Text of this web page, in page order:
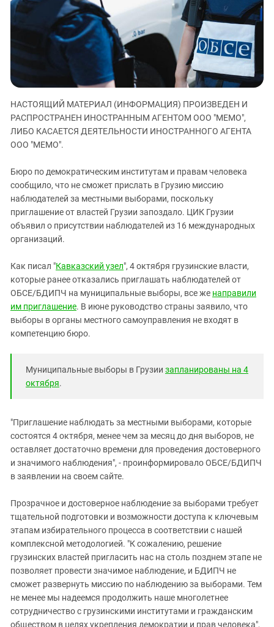
ЗАСТАВЛЯЕТ
КАВКАЗ ЗА ПАЛЕСТИНУ
ИНАКОМЫСЛИЕ В ЧЕЧНЕ
ПРЕСЛЕДОВАНИЕ АКТИВИСТОВ
МОБИЛИЗАЦИЯ И ПРОТЕСТЫ
Дагестан
Ингушетия
Кабардино-Балкария
Калмыкия
Карачаево-Черкесия
Краснодарский край
Российская Федерация
Северная Осетия - Алания
СКФО
Чечня
Южный Кавказ
ЮФО
НАСТОЯЩИЙ МАТЕРИАЛ (ИНФОРМАЦИЯ) ПРОИЗВЕДЕН И
РАСПРОСТРАНЕН ИНОСТРАННЫМ АГЕНТОМ ООО "МЕМО",
ЛИБО КАСАЕТСЯ ДЕЯТЕЛЬНОСТИ ИНОСТРАННОГО АГЕНТА
ООО "МЕМО".
Бюро по демократическим институтам и правам человека
сообщило, что не сможет прислать в Грузию миссию
наблюдателей за местными выборами, поскольку
приглашение от властей Грузии запоздало. ЦИК Грузии
объявил о присутствии наблюдателей из 16 международных
организаций.
Как писал "Кавказский узел", 4 октября грузинские власти,
которые ранее отказались приглашать наблюдателей от
ОБСЕ/БДИПЧ на муниципальные выборы, все же направили
им приглашение. В июне руководство страны заявило, что
выборы в органы местного самоуправления не входят в
компетенцию бюро.
Муниципальные выборы в Грузии запланированы на 4
октября.
"Приглашение наблюдать за местными выборами, которые
состоятся 4 октября, менее чем за месяц до дня выборов, не
оставляет достаточно времени для проведения достоверного
и значимого наблюдения", - проинформировало ОБСЕ/БДИПЧ
в заявлении на своем сайте.
Прозрачное и достоверное наблюдение за выборами требует
тщательной подготовки и возможности доступа к ключевым
этапам избирательного процесса в соответствии с нашей
комплексной методологией. "К сожалению, решение
грузинских властей пригласить нас на столь позднем этапе не
позволяет провести значимое наблюдение, и БДИПЧ не
сможет развернуть миссию по наблюдению за выборами. Тем
не менее мы надеемся продолжить наше многолетнее
сотрудничество с грузинскими институтами и гражданским
обществом в целях укрепления демократии и прав человека",